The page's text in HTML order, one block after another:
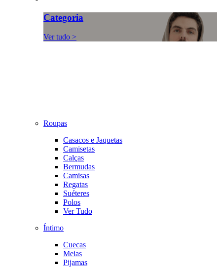
Categoria
Ver tudo >
Roupas
Casacos e Jaquetas
Camisetas
Calças
Bermudas
Camisas
Regatas
Suéteres
Polos
Ver Tudo
Íntimo
Cuecas
Meias
Pijamas